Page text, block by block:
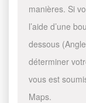
manières. Si
l’aide d’une
dessous
déterminer
vous est
Maps.